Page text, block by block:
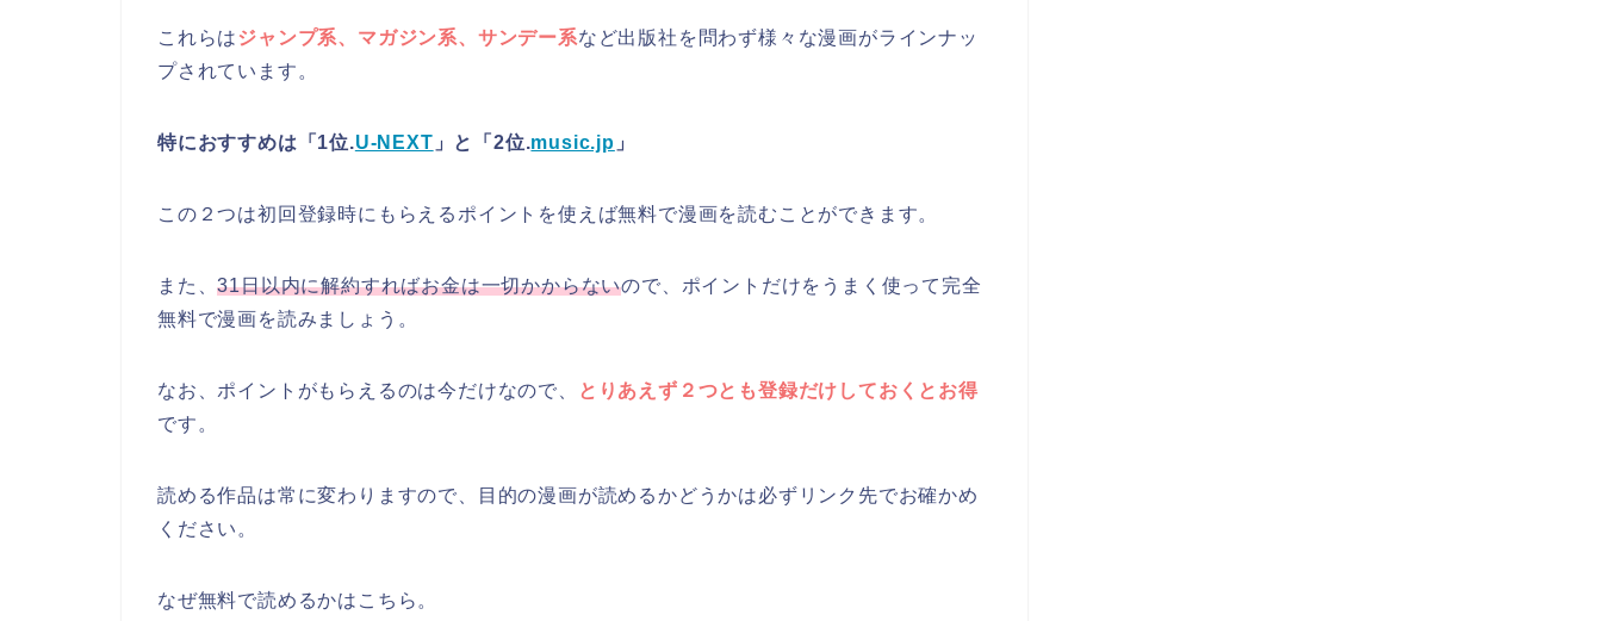
これらは ジャンプ系、マガジン系、サンデー系など出版社を問わず様々な漫画がラインナッ
プされています。
特におすすめは「1位.U-NEXT 」と「2位.music.jp 」
この２つは初回登録時にもらえるポイントを使えば無料で漫画を読むことができます。
また、31日以内に解約すればお金は一切かからないので、ポイントだけをうまく使って完全
無料で漫画を読みましょう。
なお、ポイントがもらえるのは今だけなので、
とりあえず２つとも登録だけしておくとお得
です。
読める作品は常に変わりますので、目的の漫画が読めるかどうかは必ずリンク先でお確かめ
ください。
なぜ無料で読めるかはこちら。